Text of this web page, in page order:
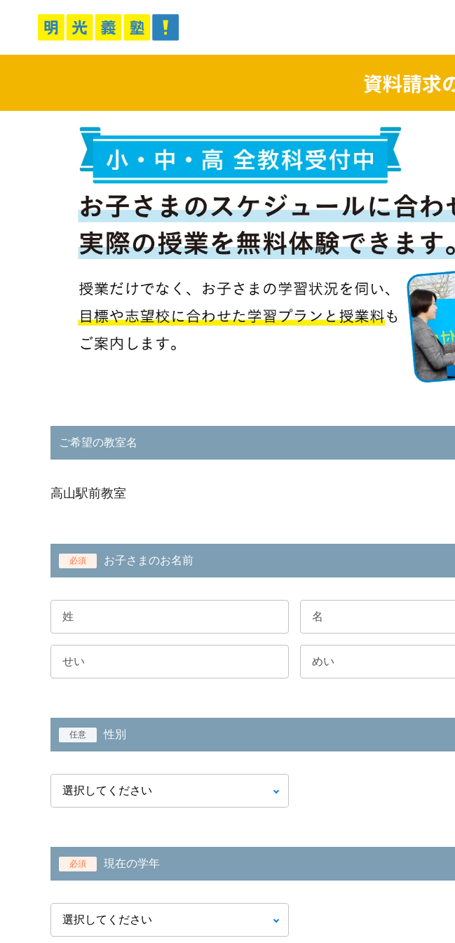
資料請求
ご希望の教室名
高山駅前教室
必須 お子さまのお名前
任意 性別
必須 現在の学年